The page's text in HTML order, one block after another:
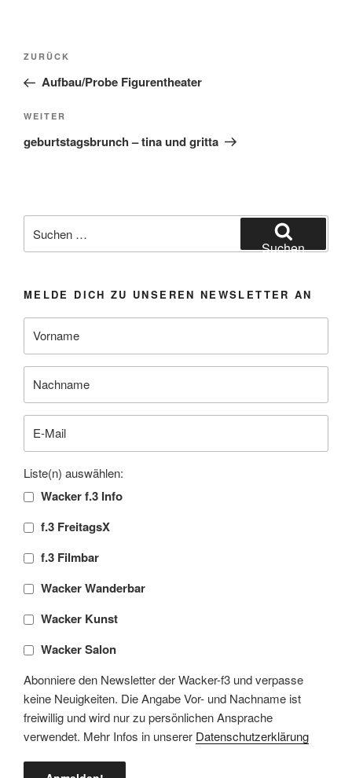
Beitragsnavigation
Vorheriger
Beitrag
ZURÜCK
Aufbau/Probe Figurentheater
Nächster
Beitrag
WEITER
geburtstagsbrunch – tina und gritta
nach:
Suchen
MELDE DICH ZU UNSEREN NEWSLETTER AN
Liste(n) auswählen:
Wacker f.3 Info
f.3 FreitagsX
f.3 Filmbar
Wacker Wanderbar
Wacker Kunst
Wacker Salon
Abonniere den Newsletter der Wacker-f3 und verpasse
keine Neuigkeiten. Die Angabe Vor- und Nachname ist
freiwillig und wird nur zu persönlichen Ansprache
verwendet. Mehr Infos in unserer Datenschutzerklärung